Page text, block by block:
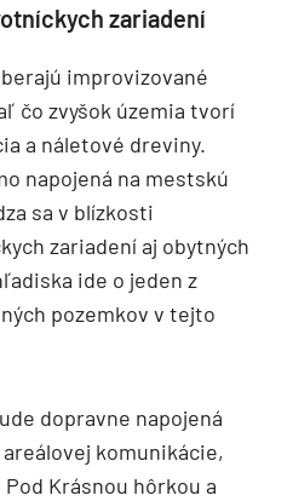
zariadení
improvizované
čo zvyšok územia tvorí
a náletové dreviny.
napojená na mestskú
sa v blízkosti
zariadení aj obytných
ide o jeden z
pozemkov v tejto
dopravne napojená
komunikácie,
Krásnou hôrkou a